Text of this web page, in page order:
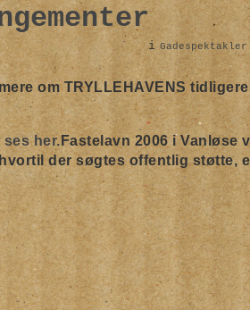
i Gadespektakler
om TRYLLEHAVENS tidligere
her.Fastelavn 2006 i Vanløse
der søgtes offentlig støtte,